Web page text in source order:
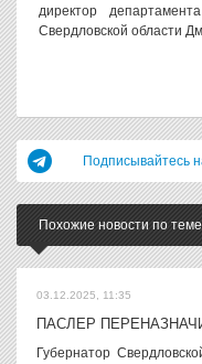
директор
Свердловской области
Подписывайтесь
Похожие новости по теме
03.12.2025, 11:35
ПАСЛЕР
Губернатор